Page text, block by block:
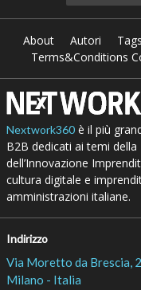
About Autori Tags
Terms&Conditions
Nextwork360è il più
B2B dedicati ai temi
dell’Innovazione
cultura digitale e
amministrazioni italiane.
Indirizzo
Via Moretto da Brescia,
Milano - Italia